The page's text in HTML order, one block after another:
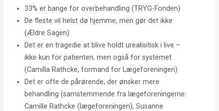
33% er bange for overbehandling (TRYG-Fonden)
De fleste vil helst dø hjemme, men gør det ikke
(Ældre Sagen)
Det er en tragedie at blive holdt urealisitisk i live –
ikke kun for patienten, men også for systemet
(Camilla Rathcke, formand for Lægeforeningen)
Det er ofte de pårørende, der ønsker mere
behandling (samstemmende fra lægeforeningerne:
Camille Rathcke (lægeforeningen), Susanne